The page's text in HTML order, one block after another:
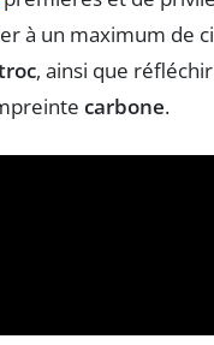
à un maximum de
, ainsi que
carbone.